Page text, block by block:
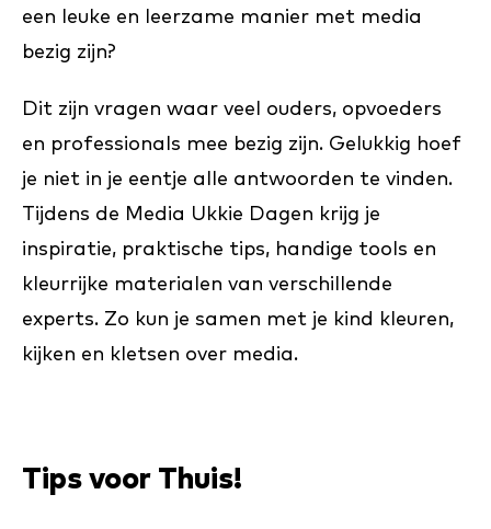
een leuke en leerzame manier met media
bezig zijn?
Dit zijn vragen waar veel ouders, opvoeders
en professionals mee bezig zijn. Gelukkig hoef
je niet in je eentje alle antwoorden te vinden.
Tijdens de Media Ukkie Dagen krijg je
inspiratie, praktische tips, handige tools en
kleurrijke materialen van verschillende
experts. Zo kun je samen met je kind kleuren,
kijken en kletsen over media.
Tips voor Thuis!